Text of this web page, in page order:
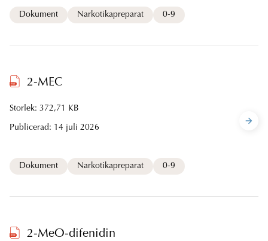
Dokument Narkotikapreparat 0-9
2-MEC
Storlek: 372,71 KB
Publicerad: 14 juli 2026
Dokument Narkotikapreparat 0-9
2-MeO-difenidin